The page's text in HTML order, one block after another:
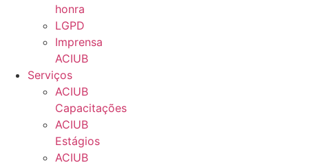
honra
LGPD
Imprensa
ACIUB
Serviços
ACIUB
Capacitações
ACIUB
Estágios
ACIUB